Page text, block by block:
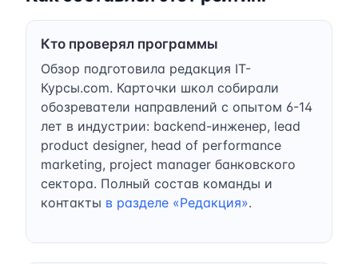
Кто проверял программы
Обзор подготовила редакция IT-
Курсы.com. Карточки школ собирали
обозреватели направлений с опытом 6-14
лет в индустрии: backend-инженер, lead
product designer, head of performance
marketing, project manager банковского
сектора. Полный состав команды и
контакты в разделе «Редакция».